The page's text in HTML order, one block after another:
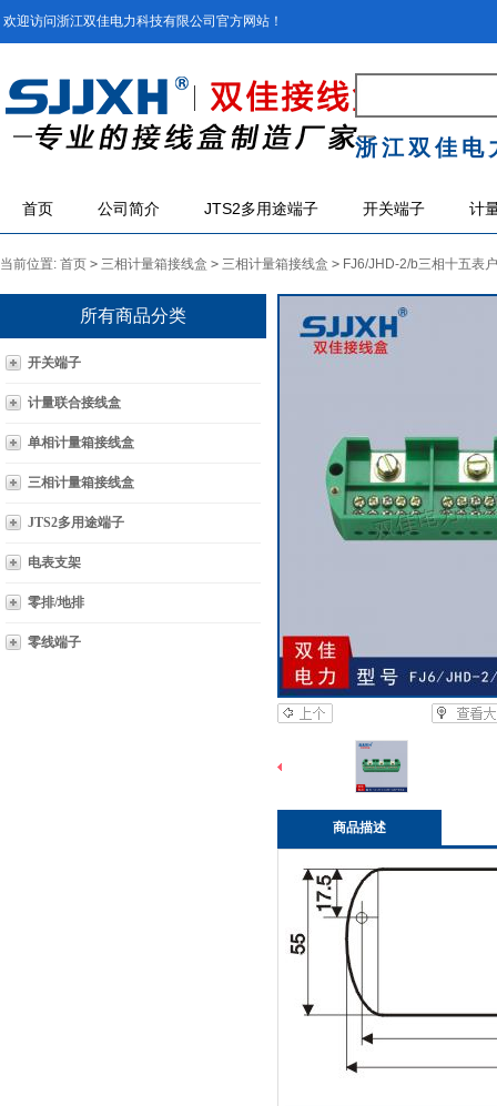
欢迎访问浙江双佳电力科技有限公司官方网站！
浙江双佳电
首页 公司简介 JTS2多用途端子 开关端子 计
当前位置: 首页 > 三相计量箱接线盒 > 三相计量箱接线盒 > FJ6/JHD-2/b三相十五表
所有商品分类
开关端子
计量联合接线盒
单相计量箱接线盒
三相计量箱接线盒
JTS2多用途端子
电表支架
零排/地排
零线端子
商品描述